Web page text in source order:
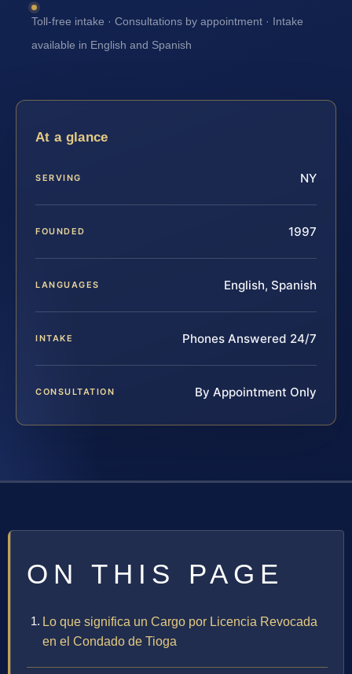
Toll-free intake · Consultations by appointment · Intake
available in English and Spanish
At a glance
SERVING NY
FOUNDED 1997
LANGUAGES English, Spanish
INTAKE Phones Answered 24/7
CONSULTATION By Appointment Only
ON THIS PAGE
Lo que significa un Cargo por Licencia Revocada
en el Condado de Tioga